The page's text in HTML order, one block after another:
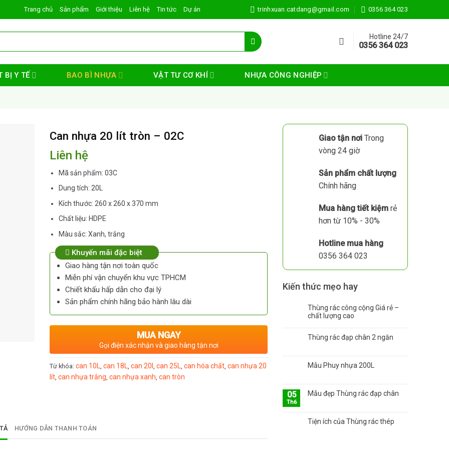
Trang chủ Sản phẩm Giới thiệu Liên hệ Tin tức Dự án trinhxuan.catdang@gmail.com 0356 364 023
Hotline 24/7
0356 364 023
BỊ Y TẾ BAO BÌ NHỰA VẬT TƯ CƠ KHÍ NHỰA CÔNG NGHIỆP
Giao tận nơi Trong
vòng 24 giờ
Sản phẩm chất lượng
Chính hãng
Mua hàng tiết kiệm rẻ
hơn từ 10% - 30%
Hotline mua hàng
0356 364 023
Kiến thức mẹo hay
Thùng rác công cộng Giá rẻ –
chất lượng cao
Thùng rác đạp chân 2 ngăn
Mẫu Phuy nhựa 200L
05
Th6
Mẫu đẹp Thùng rác đạp chân
Tiện ích của Thùng rác thép
Can nhựa 20 lít tròn – 02C
Liên hệ
Mã sản phẩm: 03C
Dung tích: 20L
Kích thước: 260 x 260 x 370 mm
Chất liệu: HDPE
Màu sắc: Xanh, trắng
Khuyến mãi đặc biệt
Giao hàng tận nơi toàn quốc
Miễn phí vận chuyển khu vực TPHCM
Chiết khấu hấp dẫn cho đại lý
Sản phẩm chính hãng bảo hành lâu dài
MUA NGAY
Gọi điện xác nhận và giao hàng tận nơi
Từ khóa: can 10L can 18L can 20l can 25L can hóa chất can nhựa 20
lít can nhựa trắng can nhựa xanh can tròn
HƯỚNG DẪN THANH TOÁN